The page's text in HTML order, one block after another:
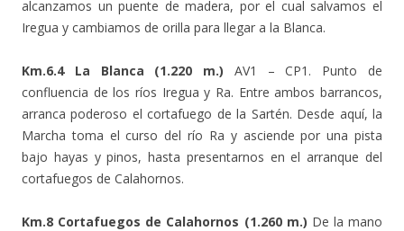
alcanzamos un puente de madera, por el cual salvamos el
Iregua y cambiamos de orilla para llegar a la Blanca.
Km.6.4 La Blanca (1.220 m.) AV1 – CP1. Punto de
confluencia de los ríos Iregua y Ra. Entre ambos barrancos,
arranca poderoso el cortafuego de la Sartén. Desde aquí, la
Marcha toma el curso del río Ra y asciende por una pista
bajo hayas y pinos, hasta presentarnos en el arranque del
cortafuegos de Calahornos.
Km.8 Cortafuegos de Calahornos (1.260 m.) De la mano